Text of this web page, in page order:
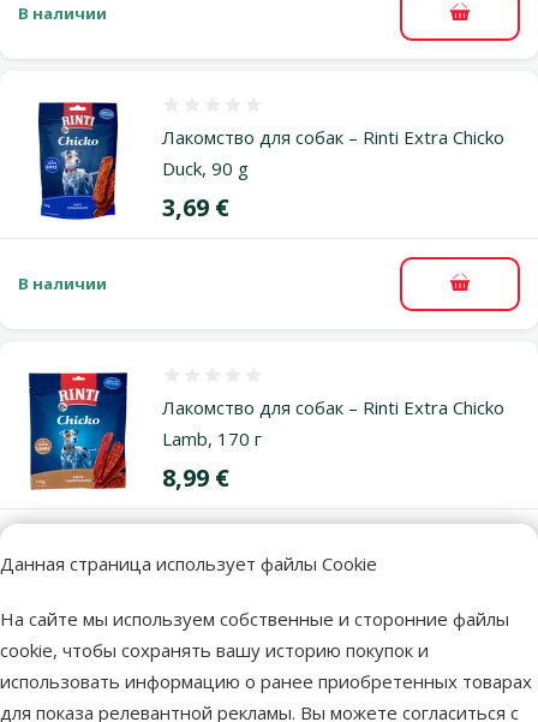
Данная страница использует файлы Cookie
На сайте мы используем собственные и сторонние файлы
cookie, чтобы сохранять вашу историю покупок и
использовать информацию о ранее приобретенных товарах
для показа релевантной рекламы. Вы можете согласиться с
В наличии В
Лакомство для собак – Rinti Extra Chicko
Duck, 90 g
Цена
3,69 €
В наличии В
Лакомство для собак – Rinti Extra Chicko
Lamb, 170 г
Цена
8,99 €
Другие подобные продукты